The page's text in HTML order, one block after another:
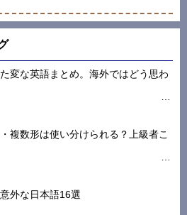
変な英語まとめ。海外ではどう思わ
複数形は使い分けられる？上級者こ
外な日本語16選